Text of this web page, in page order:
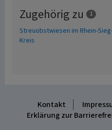
Zugehörig zu 1
Streuobstwiesen im Rhein-
Kreis
Kontakt
Erklärung zur